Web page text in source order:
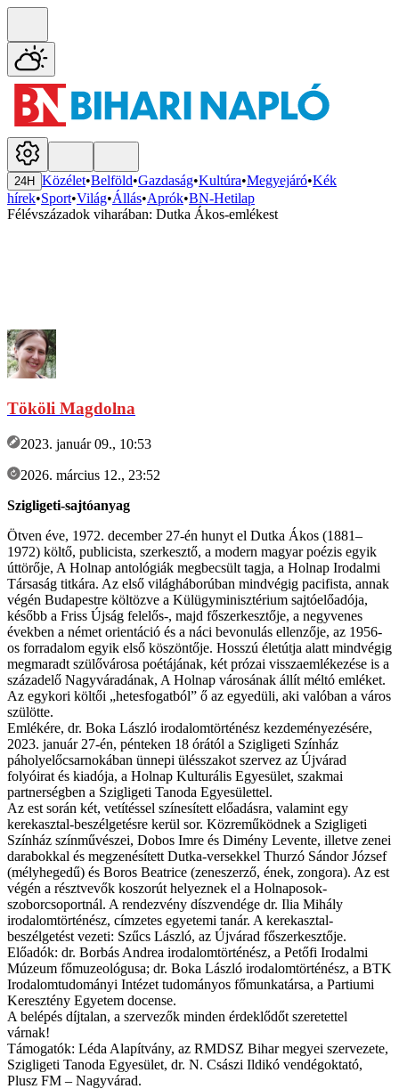
24H Közélet•Belföld•Gazdaság•Kultúra•Megyejáró•Kék
hírek•Sport•Világ•Állás•Aprók•BN-Hetilap
Félévszázadok viharában: Dutka Ákos-emlékest
Tököli Magdolna
2023. január 09., 10:53
2026. március 12., 23:52
Szigligeti-sajtóanyag
Ötven éve, 1972. december 27-én hunyt el Dutka Ákos (1881–
1972) költő, publicista, szerkesztő, a modern magyar poézis egyik
úttörője, A Holnap antológiák megbecsült tagja, a Holnap Irodalmi
Társaság titkára. Az első világháborúban mindvégig pacifista, annak
végén Budapestre költözve a Külügyminisztérium sajtóelőadója,
később a Friss Újság felelős-, majd főszerkesztője, a negyvenes
években a német orientáció és a náci bevonulás ellenzője, az 1956-
os forradalom egyik első köszöntője. Hosszú életútja alatt mindvégig
megmaradt szülővárosa poétájának, két prózai visszaemlékezése is a
századelő Nagyváradának, A Holnap városának állít méltó emléket.
Az egykori költői „hetesfogatból” ő az egyedüli, aki valóban a város
szülötte.
Emlékére, dr. Boka László irodalomtörténész kezdeményezésére,
2023. január 27-én, pénteken 18 órától a Szigligeti Színház
páholyelőcsarnokában ünnepi ülésszakot szervez az Újvárad
folyóirat és kiadója, a Holnap Kulturális Egyesület, szakmai
partnerségben a Szigligeti Tanoda Egyesülettel.
Az est során két, vetítéssel színesített előadásra, valamint egy
kerekasztal-beszélgetésre kerül sor. Közreműködnek a Szigligeti
Színház színművészei, Dobos Imre és Dimény Levente, illetve zenei
darabokkal és megzenésített Dutka-versekkel Thurzó Sándor József
(mélyhegedű) és Boros Beatrice (zeneszerző, ének, zongora). Az est
végén a résztvevők koszorút helyeznek el a Holnaposok-
szoborcsoportnál. A rendezvény díszvendége dr. Ilia Mihály
irodalomtörténész, címzetes egyetemi tanár. A kerekasztal-
beszélgetést vezeti: Szűcs László, az Újvárad főszerkesztője.
Előadók: dr. Borbás Andrea irodalomtörténész, a Petőfi Irodalmi
Múzeum főmuzeológusa; dr. Boka László irodalomtörténész, a BTK
Irodalomtudományi Intézet tudományos főmunkatársa, a Partiumi
Keresztény Egyetem docense.
A belépés díjtalan, a szervezők minden érdeklődőt szeretettel
várnak!
Támogatók: Léda Alapítvány, az RMDSZ Bihar megyei szervezete,
Szigligeti Tanoda Egyesület, dr. N. Császi Ildikó vendégoktató,
Plusz FM – Nagyvárad.